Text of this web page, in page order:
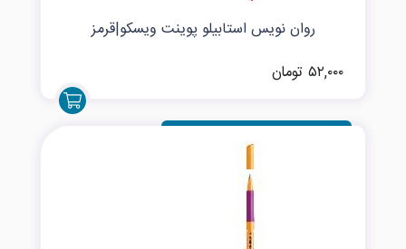
روان نویس استابیلو پوینت ویسکو|قرمز
۵۲,۰۰۰ تومان